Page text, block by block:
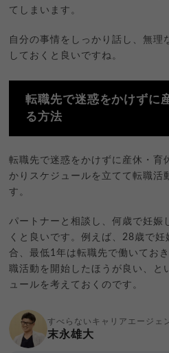
てしまいます。
自分の事情をしっかり話し、無理
しておくと良いですね。
転職先で迷惑をかけずに
る方法
転職先で迷惑をかけずに産休・育
かりスケジュールを立てて転職活
す。
パートナーと相談し、何歳で妊娠
くと良いです。例えば、28歳で
合、最低1年は転職先で働いてお
職活動を開始したほうが良い、と
ュールを考えておくのです。
すべらないキャリアエージェ
末永雄大